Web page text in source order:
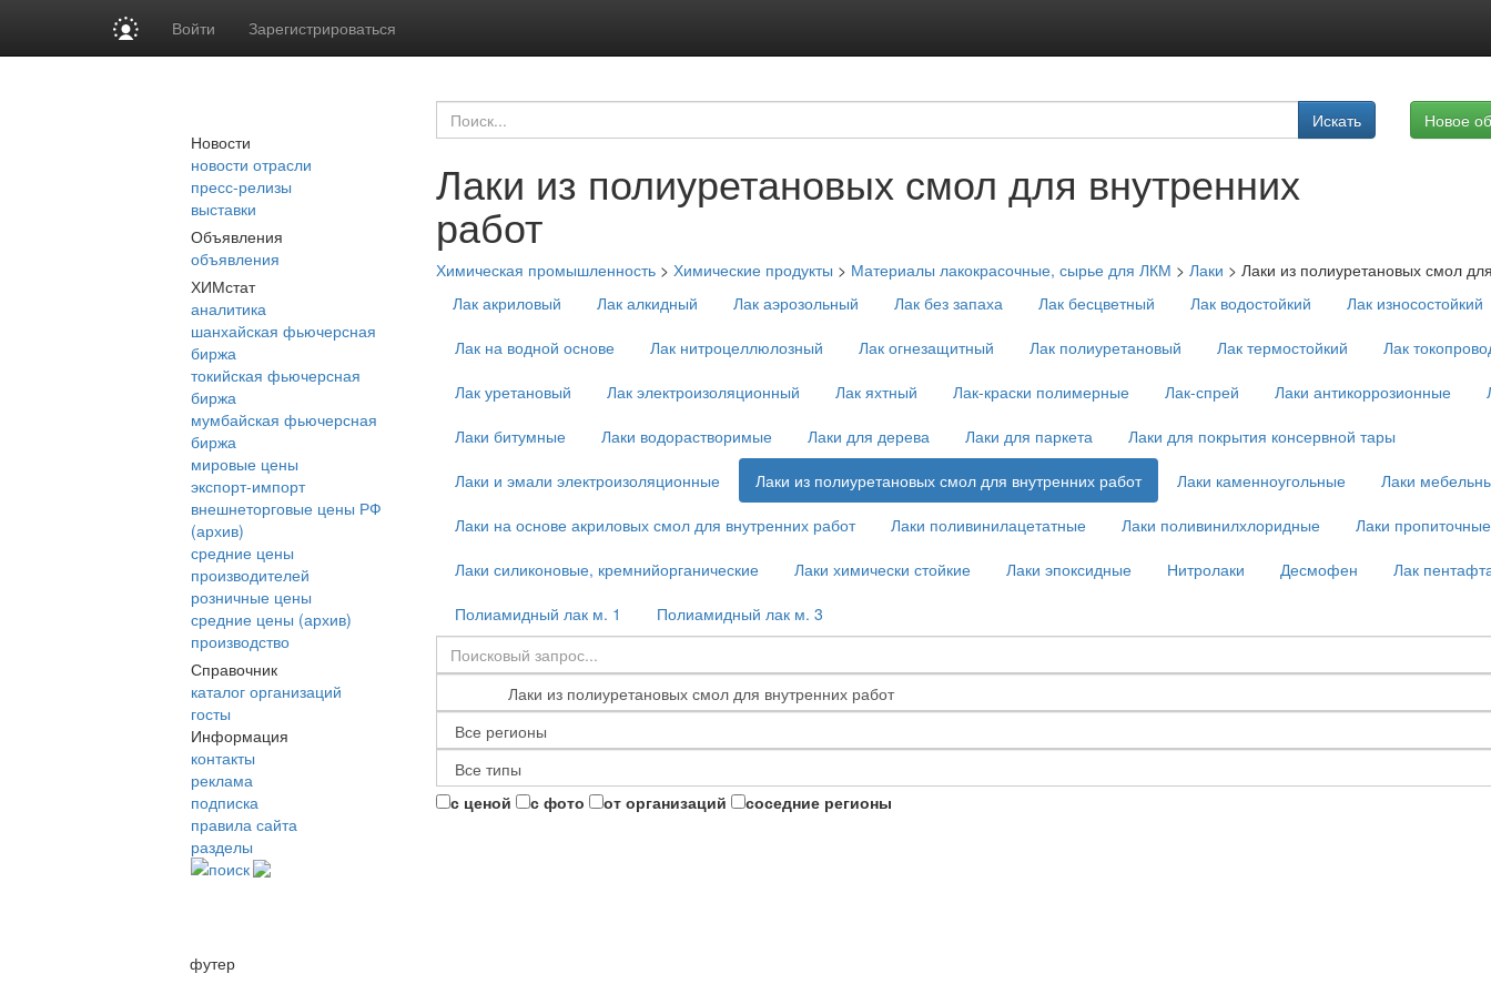
Войти Зарегистрироваться
Новости
новости отрасли
пресс-релизы
выставки
Объявления
объявления
ХИМстат
аналитика
шанхайская фьючерсная
биржа
токийская фьючерсная
биржа
мумбайская фьючерсная
биржа
мировые цены
экспорт-импорт
внешнеторговые цены РФ
(архив)
средние цены
производителей
розничные цены
средние цены (архив)
производство
Справочник
каталог организаций
госты
Информация
контакты
реклама
подписка
правила сайта
разделы
поиск
Искать Новое
Лаки из полиуретановых смол для внутренних
работ
Химическая промышленность > Химические продукты > Материалы лакокрасочные, сырье для ЛКМ > Лаки > Лаки из полиуретановых смол
Лак акриловый
Лак алкидный Лак аэрозольный Лак без запаха Лак бесцветный Лак водостойкий
Лак износостойкий
Лак на водной основе
Лак нитроцеллюлозный Лак огнезащитный Лак полиуретановый Лак термостойкий
Лак
Лак уретановый
Лак электроизоляционный Лак яхтный Лак-краски полимерные Лак-спрей Лаки антикоррозионные
Лаки битумные
Лаки водорастворимые Лаки для дерева Лаки для паркета
Лаки для покрытия консервной тары
Лаки и эмали электроизоляционные
Лаки из полиуретановых смол для внутренних работ Лаки каменноугольные
Лаки
Лаки на основе акриловых смол для внутренних работ
Лаки поливинилацетатные Лаки поливинилхлоридные
Лаки пропиточные
Лаки силиконовые, кремнийорганические
Лаки химически стойкие Лаки эпоксидные Нитролаки Десмофен
Лак
Полиамидный лак м. 1
Полиамидный лак м. 3
с ценой с фото от организаций соседние регионы
футер